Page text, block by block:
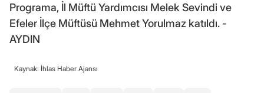
Programa, İl Müftü Yardımcısı Melek Sevindi ve
Efeler İlçe Müftüsü Mehmet Yorulmaz katıldı. -
AYDIN
Kaynak: İhlas Haber Ajansı